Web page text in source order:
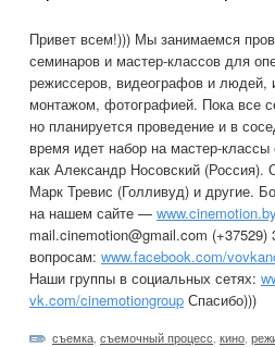
Привет всем!))) Мы занимаемся
семинаров и мастер-классов для
режиссеров, видеографов и
монтажом, фотографией. Пока все
но планируется проведение и в
время идет набор на мастер-
как Александр Носовский (Россия).
Марк Тревис (Голливуд) и другие.
на нашем сайте —
mail.cinemotion@gmail.com
вопросам: www.facebook.com/
Наши группы в социальных сетях:
vk.com/cinemotiongroup Спасибо)))
съемка съемочный процесс кино